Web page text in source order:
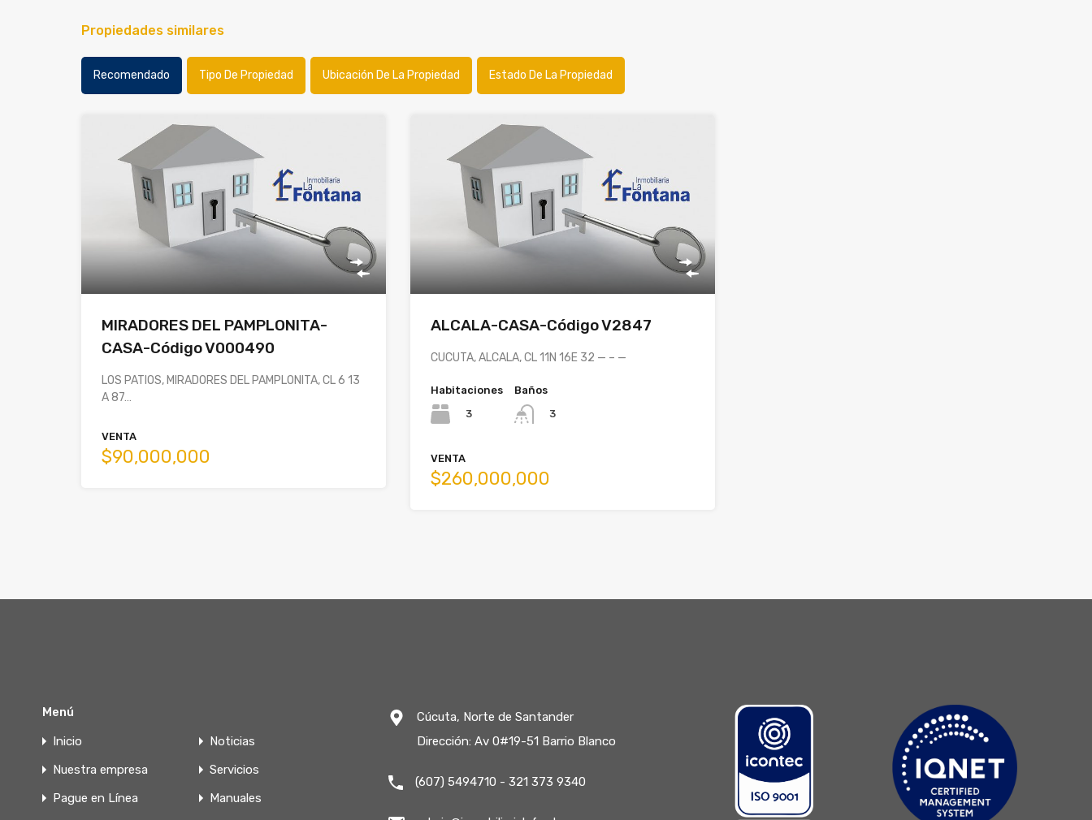
Propiedades similares
Recomendado Tipo De Propiedad Ubicación De La Propiedad Estado De La Propiedad
MIRADORES DEL PAMPLONITA-
CASA-Código V000490
LOS PATIOS, MIRADORES DEL PAMPLONITA, CL 6 13
A 87…
VENTA
$90,000,000
ALCALA-CASA-Código V2847
CUCUTA, ALCALA, CL 11N 16E 32 — – —
Habitaciones
3
Baños
3
VENTA
$260,000,000
Menú
Inicio
Noticias
Nuestra empresa
Servicios
Pague en Línea
Manuales
Cúcuta, Norte de Santander
Dirección: Av 0#19-51 Barrio Blanco
(607) 5494710 - 321 373 9340